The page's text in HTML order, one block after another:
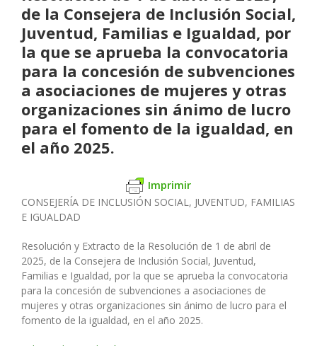
de la Consejera de Inclusión Social,
Juventud, Familias e Igualdad, por
la que se aprueba la convocatoria
para la concesión de subvenciones
a asociaciones de mujeres y otras
organizaciones sin ánimo de lucro
para el fomento de la igualdad, en
el año 2025.
Imprimir
CONSEJERÍA DE INCLUSIÓN SOCIAL, JUVENTUD, FAMILIAS
E IGUALDAD
Resolución y Extracto de la Resolución de 1 de abril de
2025, de la Consejera de Inclusión Social, Juventud,
Familias e Igualdad, por la que se aprueba la convocatoria
para la concesión de subvenciones a asociaciones de
mujeres y otras organizaciones sin ánimo de lucro para el
fomento de la igualdad, en el año 2025.